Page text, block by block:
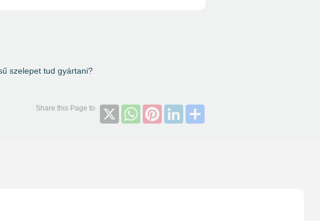
szelepet tud gyártani?
WhatsAppPinterestLinkedIn